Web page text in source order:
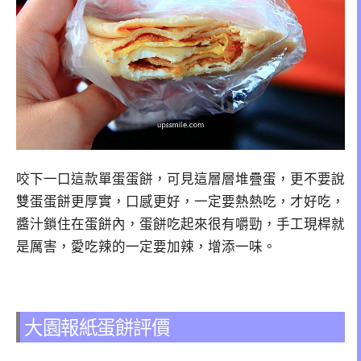
咬下一口這款單蛋蛋餅，可見這層層堆疊蛋，更不要說
雙蛋蛋餅更厚實，口感更好，一定要熱熱吃，才好吃，
醬汁鎖住在蛋餅內，蛋餅吃起來很有嚼勁，手工現桿就
是厲害，愛吃辣的一定要加辣，增添一味。
大園報紙蛋餅評價